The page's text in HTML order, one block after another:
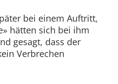
bei einem Auftritt,
hätten sich bei ihm
gesagt, dass der
Verbrechen